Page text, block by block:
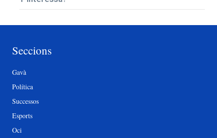
Seccions
Gavà
Política
Successos
Esports
Oci